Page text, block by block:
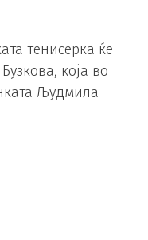
тенисерка ќе
која во
Људмила